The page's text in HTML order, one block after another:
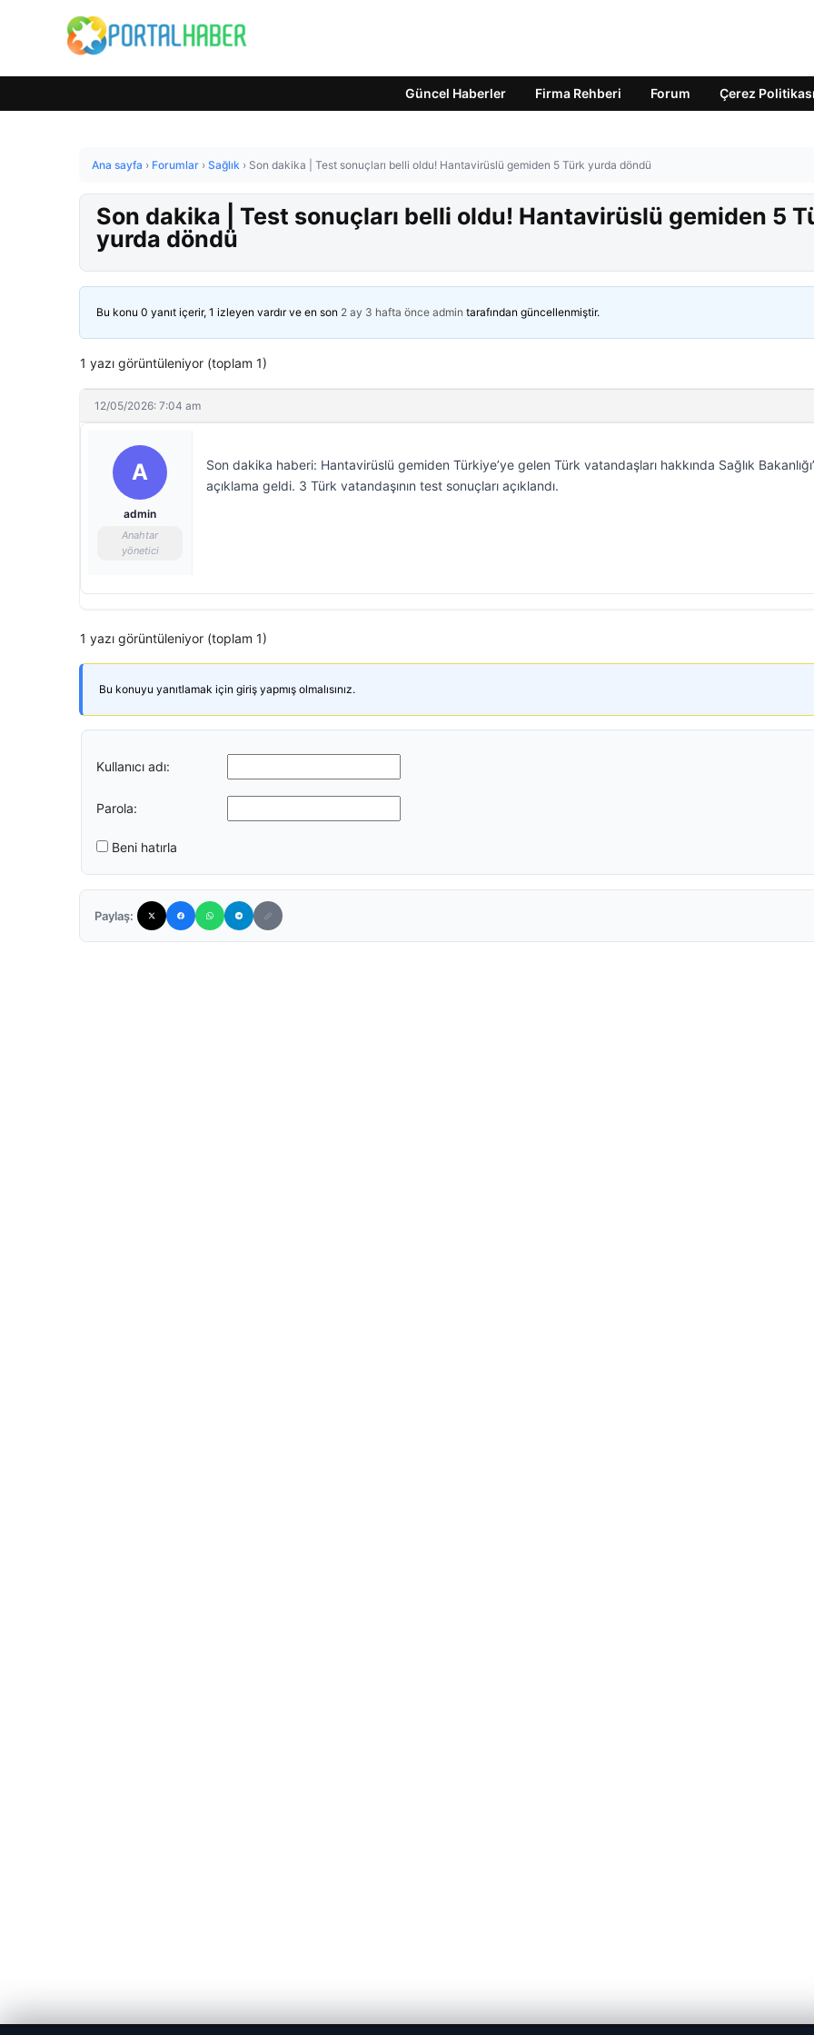
Güncel Haberler Firma Rehberi Forum Çerez Politikası
Ana sayfa › Forumlar › Sağlık › Son dakika | Test sonuçları belli oldu! Hantavirüslü gemiden 5 Türk yurda döndü
Son dakika | Test sonuçları belli oldu! Hantavirüslü gemiden 5
yurda döndü
Bu konu 0 yanıt içerir, 1 izleyen vardır ve en son 2 ay 3 hafta önce admin tarafından güncellenmiştir.
1 yazı görüntüleniyor (toplam 1)
12/05/2026: 7:04 am
A
admin
Anahtar
yönetici
Son dakika haberi: Hantavirüslü gemiden Türkiye’ye gelen Türk vatandaşları hakkında Sağlık
açıklama geldi. 3 Türk vatandaşının test sonuçları açıklandı.
1 yazı görüntüleniyor (toplam 1)
Bu konuyu yanıtlamak için giriş yapmış olmalısınız.
Kullanıcı adı:
Parola:
Beni hatırla
Paylaş: